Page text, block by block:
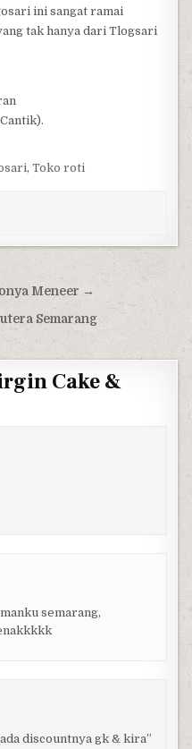
ini sangat ramai
tak hanya dari Tlogsari
,Toko roti
Meneer →
Semarang
Cake &
semarang,
discountnya gk & kira”